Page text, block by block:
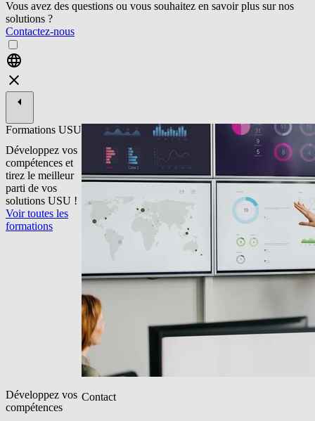
Vous avez des questions ou vous souhaitez en savoir plus sur nos
solutions ?
Contactez-nous
Formations USU
Développez vos
compétences et
tirez le meilleur
parti de vos
solutions USU !
Voir toutes les
formations
Développez vos
compétences
Contact